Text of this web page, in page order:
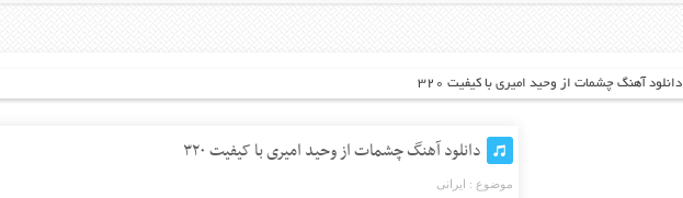
دانلود آهنگ چشمات از وحید امیری با کیفیت ۳۲۰
دانلود آهنگ چشمات از وحید امیری با کیفیت ۳۲۰
موضوع : ایرانی